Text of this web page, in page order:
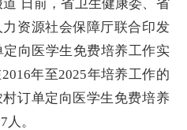
日前，省卫生健康委、省
资源社会保障厅联合印发
定向医学生免费培养工作实
年至2025年培养工作的
订单定向医学生免费培养
。